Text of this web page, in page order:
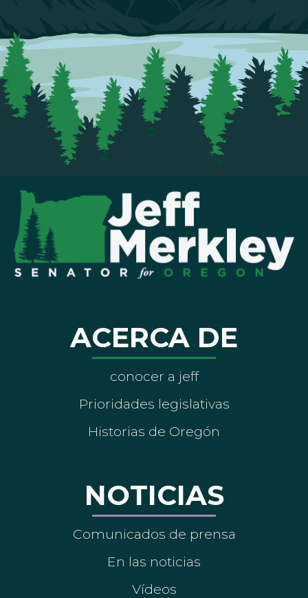
ACERCA DE
conocer a jeff
Prioridades legislativas
Historias de Oregón
NOTICIAS
Comunicados de prensa
En las noticias
Vídeos